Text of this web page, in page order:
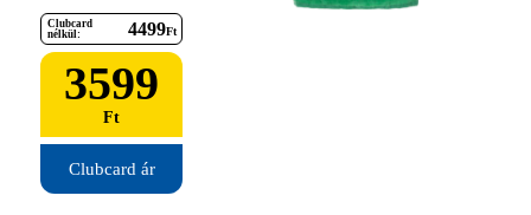
Clubcard
nélkül:
4499Ft
3599
Ft
Clubcard ár